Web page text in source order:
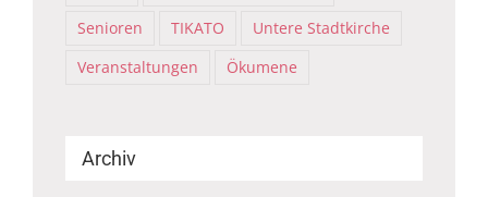
Senioren
TIKATO
Untere Stadtkirche
Veranstaltungen
Ökumene
Archiv